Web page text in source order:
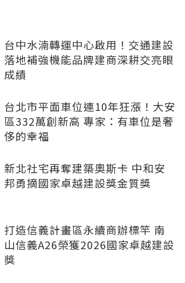
台中水湳轉運中心啟用！交通建設
落地補強機能品牌建商深耕交亮眼
成績
台北市平面車位連10年狂漲！大安
區332萬創新高 專家：有車位是奢
侈的幸福
新北社宅再奪建築奧斯卡 中和安
邦勇摘國家卓越建設獎金質獎
打造信義計畫區永續商辦標竿 南
山信義A26榮獲2026國家卓越建設
獎